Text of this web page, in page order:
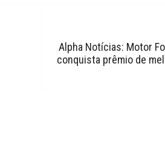
Alpha Notícias: Motor
conquista prêmio de